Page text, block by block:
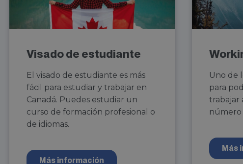
Visado de estudiante
El visado de estudiante es más
fácil para estudiar y trabajar en
Canadá. Puedes estudiar un
curso de formación profesional o
de idiomas.
Más información
Uno de
para
trabajar
número
Más